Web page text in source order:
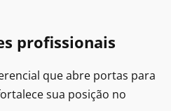
profissionais
que abre portas para
sua posição no